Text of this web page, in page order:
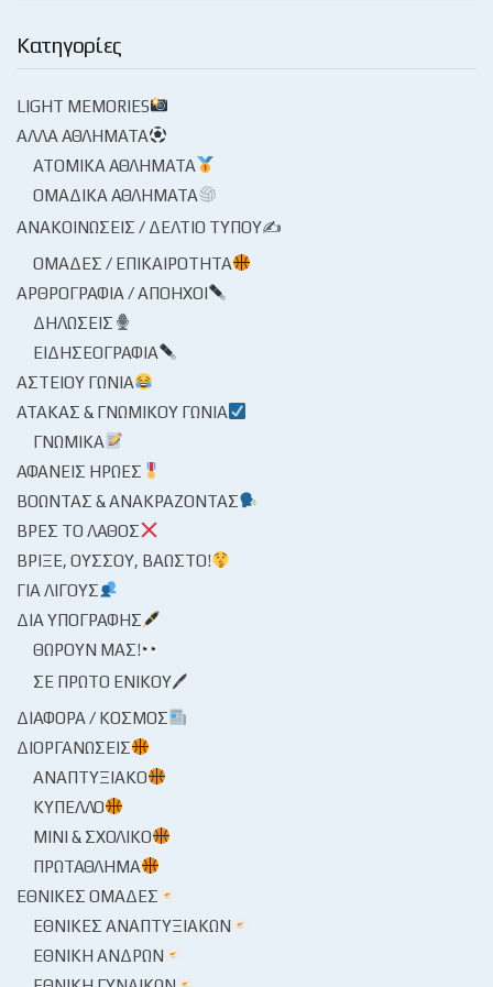
Κατηγορίες
LIGHT MEMORIES
ΆΛΛΑ ΑΘΛΉΜΑΤΑ
ΑΤΟΜΙΚΆ ΑΘΛΉΜΑΤΑ
ΟΜΑΔΙΚΆ ΑΘΛΉΜΑΤΑ
ΑΝΑΚΟΙΝΏΣΕΙΣ / ΔΕΛΤΊΟ ΤΎΠΟΥ✍
ΟΜΆΔΕΣ / ΕΠΙΚΑΙΡΌΤΗΤΑ
ΑΡΘΡΟΓΡΑΦΊΑ / ΑΠΌΗΧΟΙ
ΔΗΛΏΣΕΙΣ
ΕΙΔΗΣΕΟΓΡΑΦΊΑ
ΑΣΤΕΊΟΥ ΓΩΝΊΑ
ΑΤΆΚΑΣ & ΓΝΩΜΙΚΟΎ ΓΩΝΊΑ
ΓΝΩΜΙΚΆ
ΑΦΑΝΕΊΣ ΉΡΩΕΣ
ΒΟΏΝΤΑΣ & ΑΝΑΚΡΆΖΟΝΤΑΣ
ΒΡΕΣ ΤΟ ΛΆΘΟΣ
ΒΡΊΞΕ, ΟΎΣΣΟΥ, ΒΆΩΣΤΟ!
ΓΙΑ ΛΊΓΟΥΣ
ΔΙΑ ΥΠΟΓΡΑΦΉΣ
ΘΩΡΟΎΝ ΜΑΣ!
ΣΕ ΠΡΏΤΟ ΕΝΙΚΟΎ🖊
ΔΙΆΦΟΡΑ / ΚΌΣΜΟΣ
ΔΙΟΡΓΑΝΏΣΕΙΣ
ΑΝΑΠΤΥΞΙΑΚΌ
ΚΎΠΕΛΛΟ
ΜΊΝΙ & ΣΧΟΛΙΚΌ
ΠΡΩΤΆΘΛΗΜΑ
ΕΘΝΙΚΈΣ ΟΜΆΔΕΣ
ΕΘΝΙΚΈΣ ΑΝΑΠΤΥΞΙΑΚΏΝ
ΕΘΝΙΚΉ ΑΝΔΡΏΝ